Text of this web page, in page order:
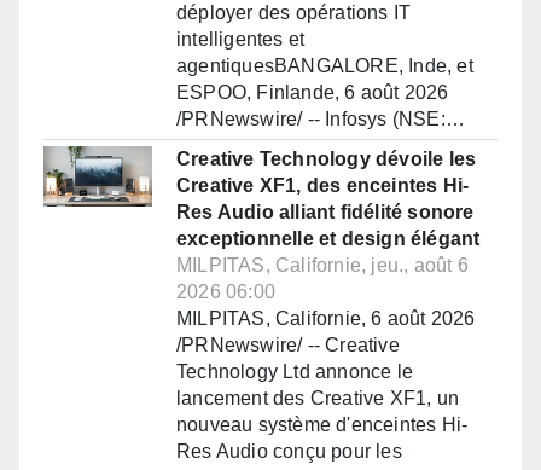
déployer des opérations IT
intelligentes et
agentiquesBANGALORE, Inde, et
ESPOO, Finlande, 6 août 2026
/PRNewswire/ -- Infosys (NSE:…
Creative Technology dévoile les
Creative XF1, des enceintes Hi-
Res Audio alliant fidélité sonore
exceptionnelle et design élégant
MILPITAS, Californie, jeu., août 6
2026 06:00
MILPITAS, Californie, 6 août 2026
/PRNewswire/ -- Creative
Technology Ltd annonce le
lancement des Creative XF1, un
nouveau système d'enceintes Hi-
Res Audio conçu pour les